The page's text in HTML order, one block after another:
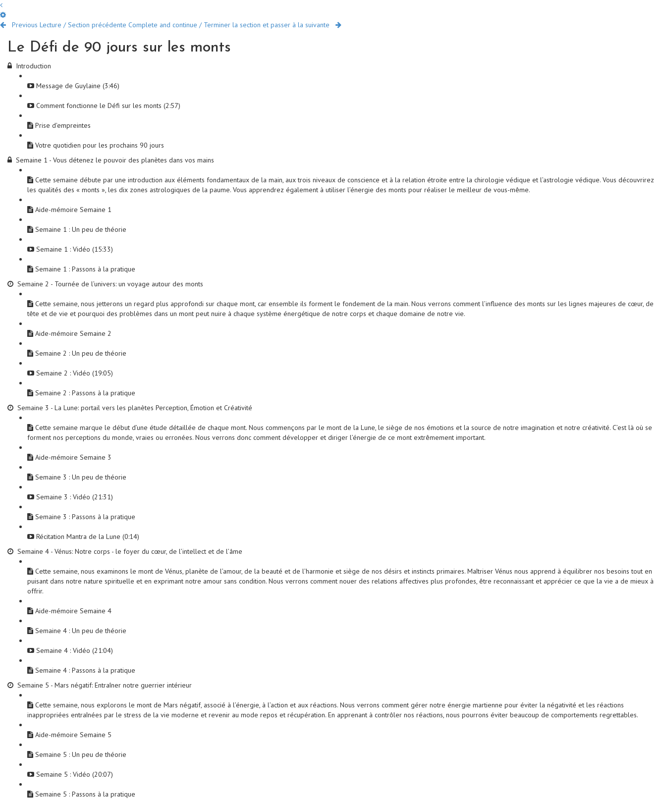
Previous Lecture / Section précédente Complete and continue / Terminer la section et passer à la suivante
Le Défi de 90 jours sur les monts
Introduction
Message de Guylaine (3:46)
Comment fonctionne le Défi sur les monts (2:57)
Prise d'empreintes
Votre quotidien pour les prochains 90 jours
Semaine 1 - Vous détenez le pouvoir des planètes dans vos mains
Cette semaine débute par une introduction aux éléments fondamentaux de la main, aux trois niveaux de conscience et à la relation étroite entre la chirologie védique et l’astrologie védique. Vous découvrirez
les qualités des « monts », les dix zones astrologiques de la paume. Vous apprendrez également à utiliser l’énergie des monts pour réaliser le meilleur de vous-même.
Aide-mémoire Semaine 1
Semaine 1 : Un peu de théorie
Semaine 1 : Vidéo (15:33)
Semaine 1 : Passons à la pratique
Semaine 2 - Tournée de l’univers: un voyage autour des monts
Cette semaine, nous jetterons un regard plus approfondi sur chaque mont, car ensemble ils forment le fondement de la main. Nous verrons comment l’influence des monts sur les lignes majeures de cœur, de
tête et de vie et pourquoi des problèmes dans un mont peut nuire à chaque système énergétique de notre corps et chaque domaine de notre vie.
Aide-mémoire Semaine 2
Semaine 2 : Un peu de théorie
Semaine 2 : Vidéo (19:05)
Semaine 2 : Passons à la pratique
Semaine 3 - La Lune: portail vers les planètes Perception, Émotion et Créativité
Cette semaine marque le début d’une étude détaillée de chaque mont. Nous commençons par le mont de la Lune, le siège de nos émotions et la source de notre imagination et notre créativité. C’est là où se
forment nos perceptions du monde, vraies ou erronées. Nous verrons donc comment développer et diriger l’énergie de ce mont extrêmement important.
Aide-mémoire Semaine 3
Semaine 3 : Un peu de théorie
Semaine 3 : Vidéo (21:31)
Semaine 3 : Passons à la pratique
Récitation Mantra de la Lune (0:14)
Semaine 4 - Vénus: Notre corps - le foyer du cœur, de l’intellect et de l’âme
Cette semaine, nous examinons le mont de Vénus, planète de l’amour, de la beauté et de l’harmonie et siège de nos désirs et instincts primaires. Maîtriser Vénus nous apprend à équilibrer nos besoins tout en
puisant dans notre nature spirituelle et en exprimant notre amour sans condition. Nous verrons comment nouer des relations affectives plus profondes, être reconnaissant et apprécier ce que la vie a de mieux à
offrir.
Aide-mémoire Semaine 4
Semaine 4 : Un peu de théorie
Semaine 4 : Vidéo (21:04)
Semaine 4 : Passons à la pratique
Semaine 5 - Mars négatif: Entraîner notre guerrier intérieur
Cette semaine, nous explorons le mont de Mars négatif, associé à l’énergie, à l’action et aux réactions. Nous verrons comment gérer notre énergie martienne pour éviter la négativité et les réactions
inappropriées entraînées par le stress de la vie moderne et revenir au mode repos et récupération. En apprenant à contrôler nos réactions, nous pourrons éviter beaucoup de comportements regrettables.
Aide-mémoire Semaine 5
Semaine 5 : Un peu de théorie
Semaine 5 : Vidéo (20:07)
Semaine 5 : Passons à la pratique